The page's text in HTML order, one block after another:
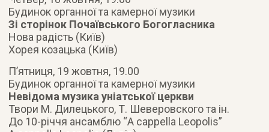
Будинок органної та камерної музики
Зі сторінок Почаївського Богогласника
Нова радість (Київ)
Хорея козацька (Київ)
П’ятниця, 19 жовтня, 19.00
Будинок органної та камерної музики
Невідома музика уніатської церкви
Твори М. Дилецького, Т. Шеверовского та ін.
До 10-річчя ансамблю “A cappella Leopolis”